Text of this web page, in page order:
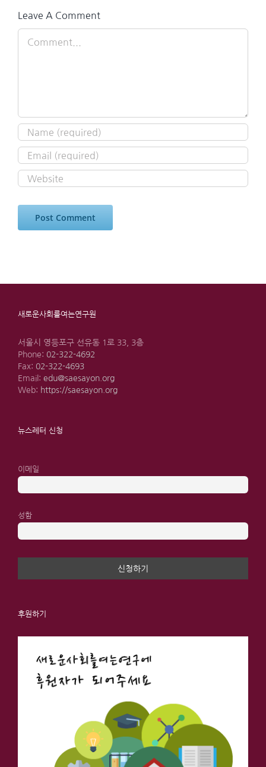
Leave A Comment
새로운사회를여는연구원
서울시 영등포구 선유동 1로 33, 3층
Phone: 02-322-4692
Fax: 02-322-4693
Email: edu@saesayon.org
Web: https://saesayon.org
뉴스레터 신청
이메일
성함
후원하기